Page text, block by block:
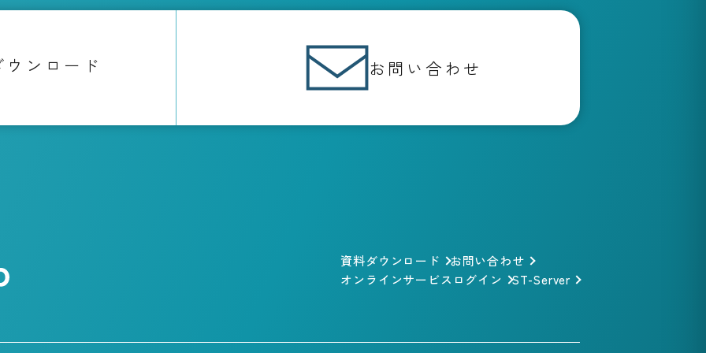
ウンロード お問い合わせ
資料ダウンロード
お問い合わせ
オンラインサービスログイン
ST-Server